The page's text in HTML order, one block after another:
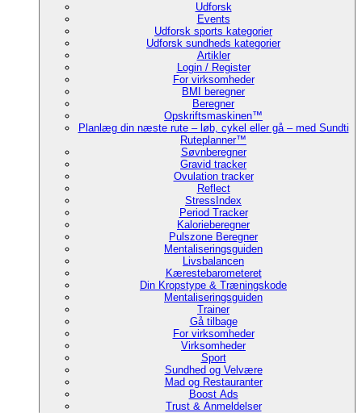
Udforsk
Events
Udforsk sports kategorier
Udforsk sundheds kategorier
Artikler
Login / Register
For virksomheder
BMI beregner
Beregner
Opskriftsmaskinen™
Planlæg din næste rute – løb, cykel eller gå – med Sundti
Ruteplanner™
Søvnberegner
Gravid tracker
Ovulation tracker
Reflect
StressIndex
Period Tracker
Kalorieberegner
Pulszone Beregner
Mentaliseringsguiden
Livsbalancen
Kærestebarometeret
Din Kropstype & Træningskode
Mentaliseringsguiden
Trainer
Gå tilbage
For virksomheder
Virksomheder
Sport
Sundhed og Velvære
Mad og Restauranter
Boost Ads
Trust & Anmeldelser